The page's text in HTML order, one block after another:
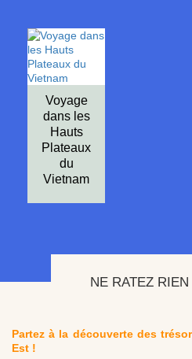
Voyage
dans les
Hauts
Plateaux
du
Vietnam
NE RATEZ
Partez à la découverte des
Est !